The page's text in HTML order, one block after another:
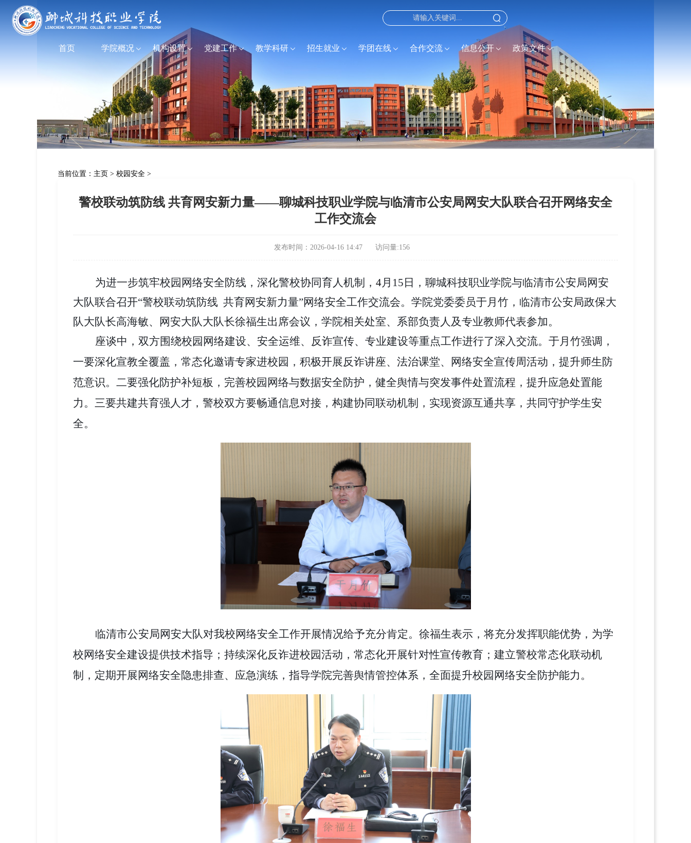
首页 学院概况 机构设置 党建工作 教学科研 招生就业 学团在线 合作交流 信息公开 政策文件
当前位置： 主页 > 校园安全 >
警校联动筑防线 共育网安新力量——聊城科技职业学院与临清市公安局网安大队联合召开网络安全
工作交流会
发布时间：2026-04-16 14:47 访问量:156
为进一步筑牢校园网络安全防线，深化警校协同育人机制， 4月15日，聊城科技职业学院与临清市公安局网安
大队联合召开“警校联动筑防线 共育网安新力量”网络安全工作交流会。学院党委委员于月竹，临清市公安局政保大
队大队长高海敏、网安大队大队长徐福生出席会议，学院相关处室、系部负责人及专业教师代表参加。
座谈中，双方围绕校园网络建设、安全运维、反诈宣传、专业建设等重点工作进行了深入交流。于月竹强调，
一要深化宣教全覆盖，常态化邀请专家进校园，积极开展反诈讲座、法治课堂、网络安全宣传周活动，提升师生防
范意识。二要强化防护补短板，完善校园网络与数据安全防护，健全舆情与突发事件处置流程，提升应急处置能
力。三要共建共育强人才，警校双方要畅通信息对接，构建协同联动机制，实现资源互通共享，共同守护学生安
全。
临清市公安局网安大队对我校网络安全工作开展情况给予充分肯定。徐福生表示，将充分发挥职能优势，为学
校网络安全建设提供技术指导；持续深化反诈进校园活动，常态化开展针对性宣传教育；建立警校常态化联动机
制，定期开展网络安全隐患排查、应急演练，指导学院完善舆情管控体系，全面提升校园网络安全防护能力。